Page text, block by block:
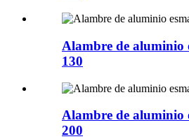
Alambre de aluminio
130
Alambre de aluminio
200